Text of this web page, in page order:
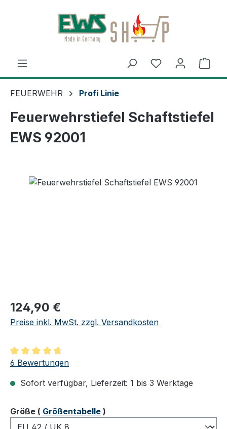
Zum Hauptinhalt springen
FEUERWEHR Profi Linie
Feuerwehrstiefel Schaftstiefel
EWS 92001
Regulärer Preis:
124,90 €
Preise inkl. MwSt. zzgl. Versandkosten
Durchschnittliche Bewertung von 4.83 von 5 Sternen
6 Bewertungen
Sofort verfügbar, Lieferzeit: 1 bis 3 Werktage
Größeauswählen
( Größentabelle )